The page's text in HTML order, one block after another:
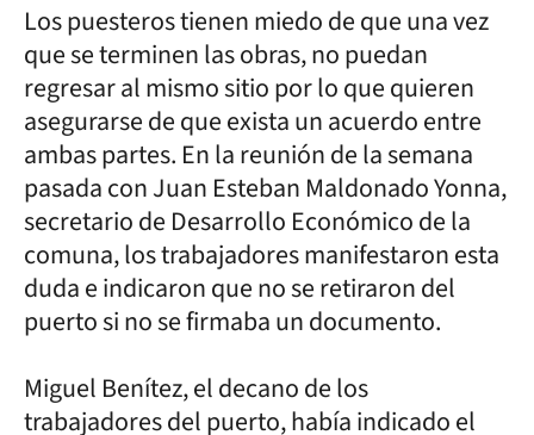
Los puesteros tienen miedo de que una vez
que se terminen las obras, no puedan
regresar al mismo sitio por lo que quieren
asegurarse de que exista un acuerdo entre
ambas partes. En la reunión de la semana
pasada con Juan Esteban Maldonado Yonna,
secretario de Desarrollo Económico de la
comuna, los trabajadores manifestaron esta
duda e indicaron que no se retiraron del
puerto si no se firmaba un documento.
Miguel Benítez, el decano de los
trabajadores del puerto, había indicado el